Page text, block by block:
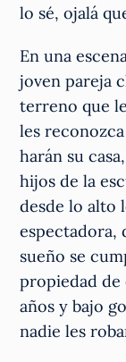
lo sé, ojalá
En una
joven pareja
terreno que
les
harán su
hijos de la
desde lo alto
espectadora,
sueño se
propiedad de
años y bajo
nadie les